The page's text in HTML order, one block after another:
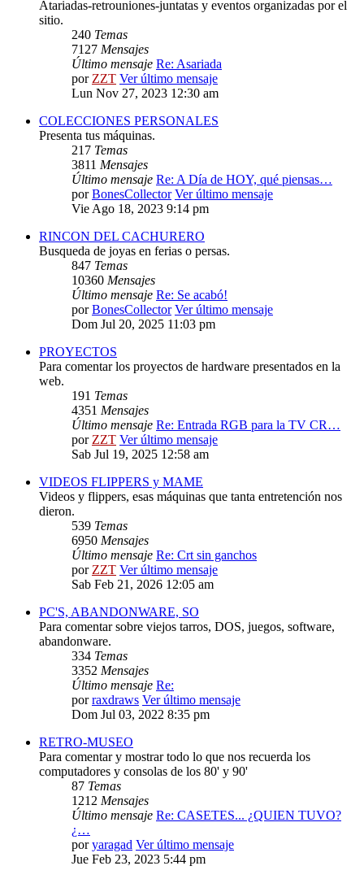
Atariadas-retrouniones-juntatas y eventos organizadas por el
sitio.
240 Temas
7127 Mensajes
Último mensaje Re: Asariada
porZZT Ver último mensaje
Lun Nov 27, 2023 12:30 am
COLECCIONES PERSONALES
Presenta tus máquinas.
217 Temas
3811 Mensajes
Último mensaje Re: A Día de HOY, qué piensas…
porBonesCollector Ver último mensaje
Vie Ago 18, 2023 9:14 pm
RINCON DEL CACHURERO
Busqueda de joyas en ferias o persas.
847 Temas
10360 Mensajes
Último mensaje Re: Se acabó!
porBonesCollector Ver último mensaje
Dom Jul 20, 2025 11:03 pm
PROYECTOS
Para comentar los proyectos de hardware presentados en la
web.
191 Temas
4351 Mensajes
Último mensaje Re: Entrada RGB para la TV CR…
porZZT Ver último mensaje
Sab Jul 19, 2025 12:58 am
VIDEOS FLIPPERS y MAME
Videos y flippers, esas máquinas que tanta entretención nos
dieron.
539 Temas
6950 Mensajes
Último mensaje Re: Crt sin ganchos
porZZT Ver último mensaje
Sab Feb 21, 2026 12:05 am
PC'S, ABANDONWARE, SO
Para comentar sobre viejos tarros, DOS, juegos, software,
abandonware.
334 Temas
3352 Mensajes
Último mensaje Re:
porraxdraws Ver último mensaje
Dom Jul 03, 2022 8:35 pm
RETRO-MUSEO
Para comentar y mostrar todo lo que nos recuerda los
computadores y consolas de los 80' y 90'
87 Temas
1212 Mensajes
Último mensaje Re: CASETES... ¿QUIEN TUVO?
¿…
poryaragad Ver último mensaje
Jue Feb 23, 2023 5:44 pm